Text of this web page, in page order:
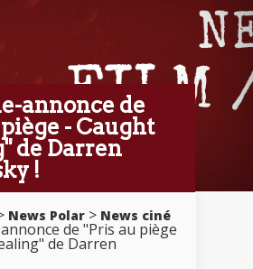
annonce de
- Caught
de Darren
!
News Polar > News ciné
de "Pris au piège
de Darren